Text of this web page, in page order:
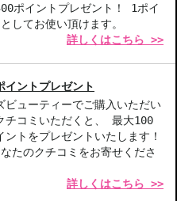
できかねます。代引きでご注文
に変更をさせて頂きます。コン
る審査がございます。予めご了
急便もしくは日本郵便で発送
はできません。
おりません。
以外の物流センター社名が記
ポイントプレゼント！ 1ポイ
してお使い頂けます。
詳しくはこちら >>
イントプレゼント
ビューティーでご購入いただい
チコミいただくと、 最大100
ントをプレゼントいたします！
たのクチコミをお寄せくださ
詳しくはこちら >>